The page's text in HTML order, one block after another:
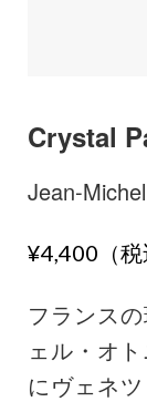
Crystal
Jean-
¥4,400（税
フランス
ェル・オ
にヴェネ